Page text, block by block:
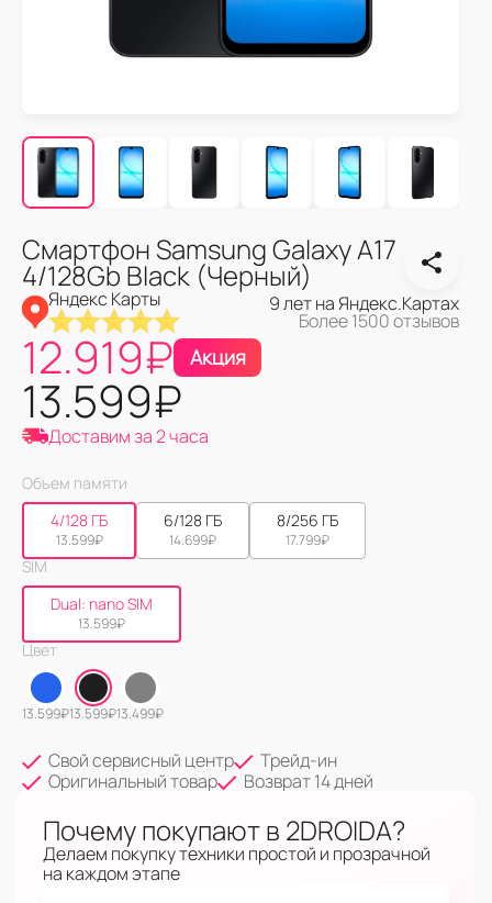
Смартфон Samsung Galaxy A17
4/128Gb Black (Черный)
Яндекс Карты 9 лет на Яндекс.Картах
Более 1500 отзывов
12.919₽ Акция
13.599₽
Доставим за 2 часа
Объем памяти
4/128 ГБ
13.599₽
6/128 ГБ
14.699₽
8/256 ГБ
17.799₽
SIM
Dual: nano SIM
13.599₽
Цвет
13.599₽13.599₽13.499₽
Свой сервисный центр
Трейд-ин
Оригинальный товар
Возврат 14 дней
Почему покупают в 2DROIDA?
Делаем покупку техники простой и прозрачной
на каждом этапе